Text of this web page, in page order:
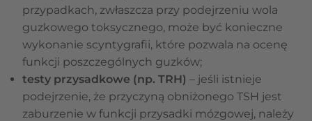
przypadkach, zwłaszcza przy podejrzeniu wola
guzkowego toksycznego, może być konieczne
wykonanie scyntygrafii, które pozwala na ocenę
funkcji poszczególnych guzków;
testy przysadkowe (np. TRH) – jeśli istnieje
podejrzenie, że przyczyną obniżonego TSH jest
zaburzenie w funkcji przysadki mózgowej, należy